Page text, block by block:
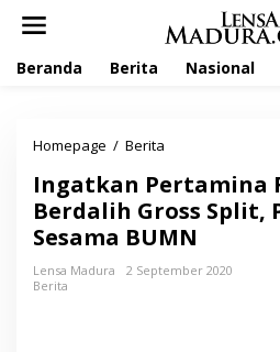
Beranda Berita Nasional
Homepage / Berita
g
a
t
k
a
Ingatkan Pertamina
Berdalih Gross Split,
Sesama BUMN
Lensa Madura
2 September 2020
Berita